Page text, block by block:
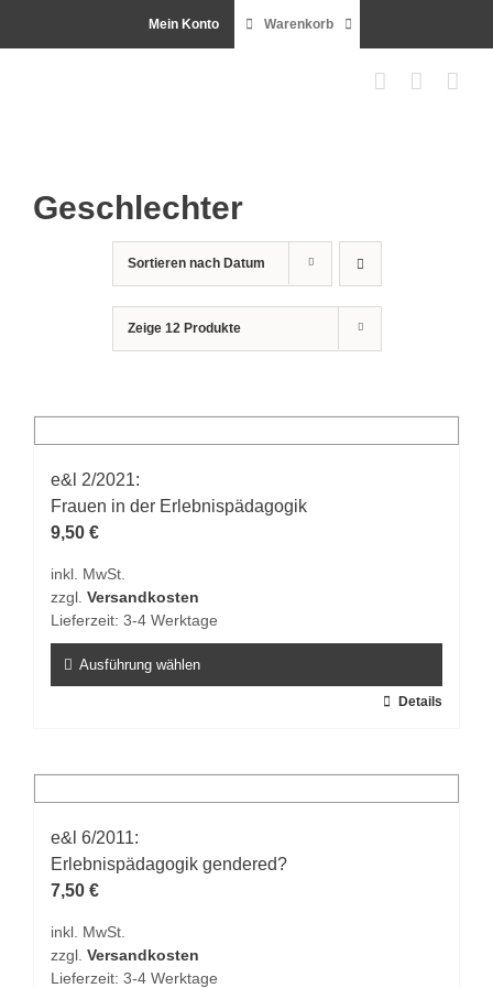
Mein Konto Warenkorb
Geschlechter
Sortieren nach Datum
Zeige 12 Produkte
e&l 2/2021:
Frauen in der Erlebnispädagogik
9,50 €
inkl. MwSt.
zzgl. Versandkosten
Lieferzeit: 3-4 Werktage
Ausführung wählen
Varianten
auf.
Die
Optionen
auf
der
Details
e&l 6/2011:
Erlebnispädagogik gendered?
7,50 €
inkl. MwSt.
zzgl. Versandkosten
Lieferzeit: 3-4 Werktage